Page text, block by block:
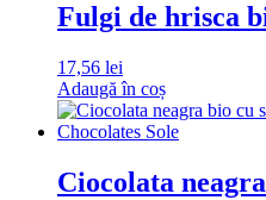
Fulgi de hrisca
17,56 lei
Adaugă în coș
Ciocolata